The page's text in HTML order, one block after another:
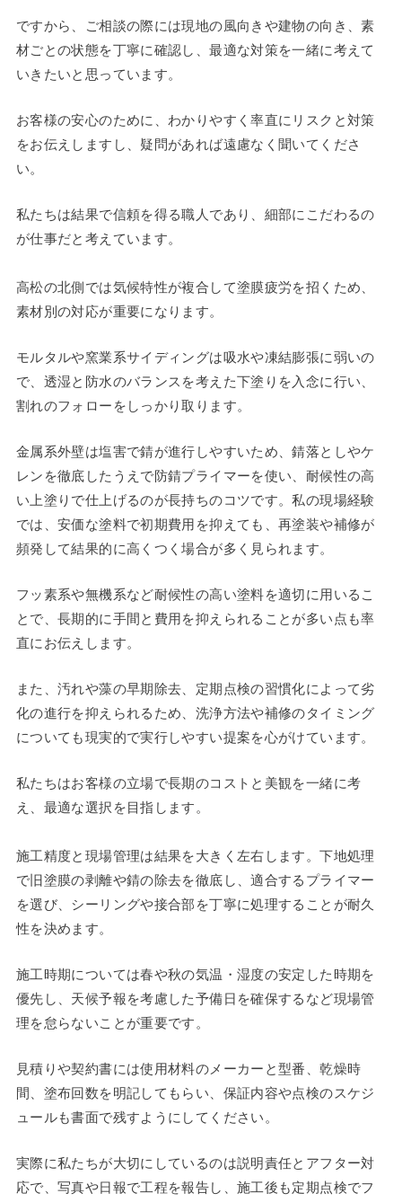
ですから、ご相談の際には現地の風向きや建物の向き、素
材ごとの状態を丁寧に確認し、最適な対策を一緒に考えて
いきたいと思っています。
お客様の安心のために、わかりやすく率直にリスクと対策
をお伝えしますし、疑問があれば遠慮なく聞いてくださ
い。
私たちは結果で信頼を得る職人であり、細部にこだわるの
が仕事だと考えています。
高松の北側では気候特性が複合して塗膜疲労を招くため、
素材別の対応が重要になります。
モルタルや窯業系サイディングは吸水や凍結膨張に弱いの
で、透湿と防水のバランスを考えた下塗りを入念に行い、
割れのフォローをしっかり取ります。
金属系外壁は塩害で錆が進行しやすいため、錆落としやケ
レンを徹底したうえで防錆プライマーを使い、耐候性の高
い上塗りで仕上げるのが長持ちのコツです。私の現場経験
では、安価な塗料で初期費用を抑えても、再塗装や補修が
頻発して結果的に高くつく場合が多く見られます。
フッ素系や無機系など耐候性の高い塗料を適切に用いるこ
とで、長期的に手間と費用を抑えられることが多い点も率
直にお伝えします。
また、汚れや藻の早期除去、定期点検の習慣化によって劣
化の進行を抑えられるため、洗浄方法や補修のタイミング
についても現実的で実行しやすい提案を心がけています。
私たちはお客様の立場で長期のコストと美観を一緒に考
え、最適な選択を目指します。
施工精度と現場管理は結果を大きく左右します。下地処理
で旧塗膜の剥離や錆の除去を徹底し、適合するプライマー
を選び、シーリングや接合部を丁寧に処理することが耐久
性を決めます。
施工時期については春や秋の気温・湿度の安定した時期を
優先し、天候予報を考慮した予備日を確保するなど現場管
理を怠らないことが重要です。
見積りや契約書には使用材料のメーカーと型番、乾燥時
間、塗布回数を明記してもらい、保証内容や点検のスケジ
ュールも書面で残すようにしてください。
実際に私たちが大切にしているのは説明責任とアフター対
応で、写真や日報で工程を報告し、施工後も定期点検でフ